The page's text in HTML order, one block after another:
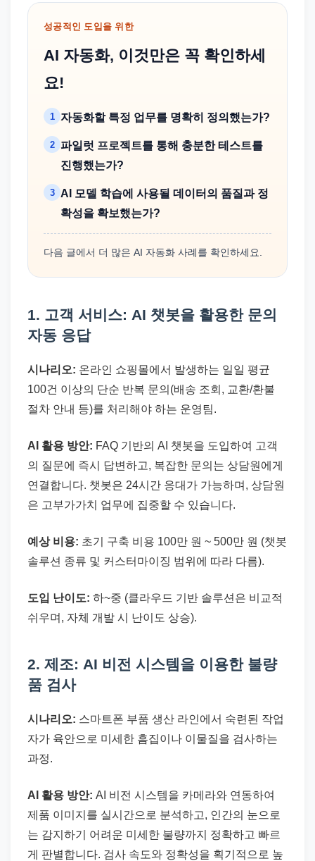
성공적인 도입을 위한
AI 자동화, 이것만은 꼭 확인하세
요!
1 자동화할 특정 업무를 명확히 정의했는가?
2 파일럿 프로젝트를 통해 충분한 테스트를
진행했는가?
3 AI 모델 학습에 사용될 데이터의 품질과 정
확성을 확보했는가?
다음 글에서 더 많은 AI 자동화 사례를 확인하세요.
1. 고객 서비스: AI 챗봇을 활용한 문의
자동 응답
시나리오: 온라인 쇼핑몰에서 발생하는 일일 평균
100건 이상의 단순 반복 문의(배송 조회, 교환/환불
절차 안내 등)를 처리해야 하는 운영팀.
AI 활용 방안: FAQ 기반의 AI 챗봇을 도입하여 고객
의 질문에 즉시 답변하고, 복잡한 문의는 상담원에게
연결합니다. 챗봇은 24시간 응대가 가능하며, 상담원
은 고부가가치 업무에 집중할 수 있습니다.
예상 비용: 초기 구축 비용 100만 원 ~ 500만 원 (챗봇
솔루션 종류 및 커스터마이징 범위에 따라 다름).
도입 난이도: 하~중 (클라우드 기반 솔루션은 비교적
쉬우며, 자체 개발 시 난이도 상승).
2. 제조: AI 비전 시스템을 이용한 불량
품 검사
시나리오: 스마트폰 부품 생산 라인에서 숙련된 작업
자가 육안으로 미세한 흠집이나 이물질을 검사하는
과정.
AI 활용 방안: AI 비전 시스템을 카메라와 연동하여
제품 이미지를 실시간으로 분석하고, 인간의 눈으로
는 감지하기 어려운 미세한 불량까지 정확하고 빠르
게 판별합니다. 검사 속도와 정확성을 획기적으로 높